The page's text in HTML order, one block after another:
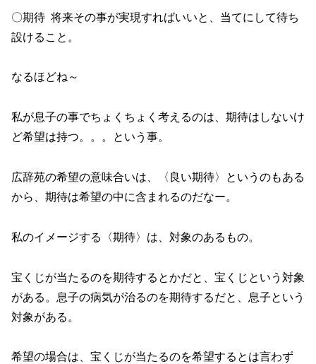
〇期待 将来その事が実現すればいいと、当てにして待ち
設けること。
なるほどね～
私が息子の事でちょくちょく考えるのは、期待はしないけ
ど希望は持つ。。。という事。
広辞苑の希望の意味合いは、〈良い期待〉というのもある
から、期待は希望の中に含まれるのだなー。
私のイメージする〈期待〉は、対象のあるもの。
宝くじが当たるのを期待するとかだと、宝くじという対象
がある。息子の病気が治るのを期待するだと、息子という
対象がある。
希望の場合は、宝くじが当たるのを希望するとは言わず